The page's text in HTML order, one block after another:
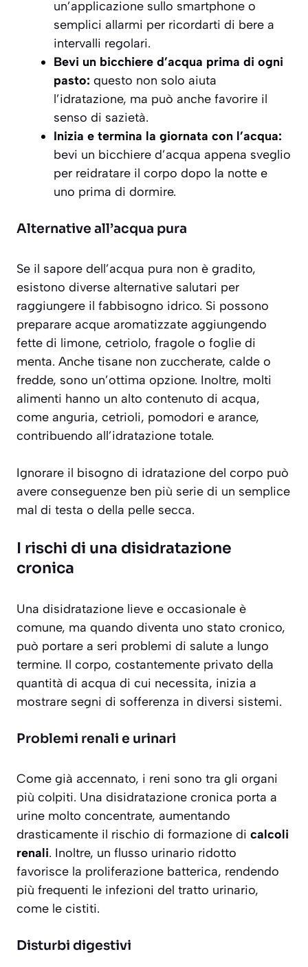
un’applicazione sullo smartphone o
semplici allarmi per ricordarti di bere a
intervalli regolari.
Bevi un bicchiere d’acqua prima di ogni
pasto: questo non solo aiuta
l’idratazione, ma può anche favorire il
senso di sazietà.
Inizia e termina la giornata con l’acqua:
bevi un bicchiere d’acqua appena sveglio
per reidratare il corpo dopo la notte e
uno prima di dormire.
Alternative all’acqua pura
Se il sapore dell’acqua pura non è gradito,
esistono diverse alternative salutari per
raggiungere il fabbisogno idrico. Si possono
preparare acque aromatizzate aggiungendo
fette di limone, cetriolo, fragole o foglie di
menta. Anche tisane non zuccherate, calde o
fredde, sono un’ottima opzione. Inoltre, molti
alimenti hanno un alto contenuto di acqua,
come anguria, cetrioli, pomodori e arance,
contribuendo all’idratazione totale.
Ignorare il bisogno di idratazione del corpo può
avere conseguenze ben più serie di un semplice
mal di testa o della pelle secca.
I rischi di una disidratazione
cronica
Una disidratazione lieve e occasionale è
comune, ma quando diventa uno stato cronico,
può portare a seri problemi di salute a lungo
termine. Il corpo, costantemente privato della
quantità di acqua di cui necessita, inizia a
mostrare segni di sofferenza in diversi sistemi.
Problemi renali e urinari
Come già accennato, i reni sono tra gli organi
più colpiti. Una disidratazione cronica porta a
urine molto concentrate, aumentando
drasticamente il rischio di formazione di calcoli
renali. Inoltre, un flusso urinario ridotto
favorisce la proliferazione batterica, rendendo
più frequenti le infezioni del tratto urinario,
come le cistiti.
Disturbi digestivi